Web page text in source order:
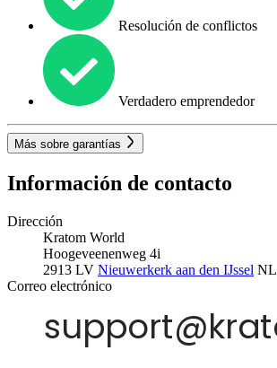
Resolución de conflictos
Verdadero emprendedor
Más sobre garantías
Información de contacto
Dirección
Kratom World
Hoogeveenenweg 4i
2913 LV Nieuwerkerk aan den IJssel NL
Correo electrónico